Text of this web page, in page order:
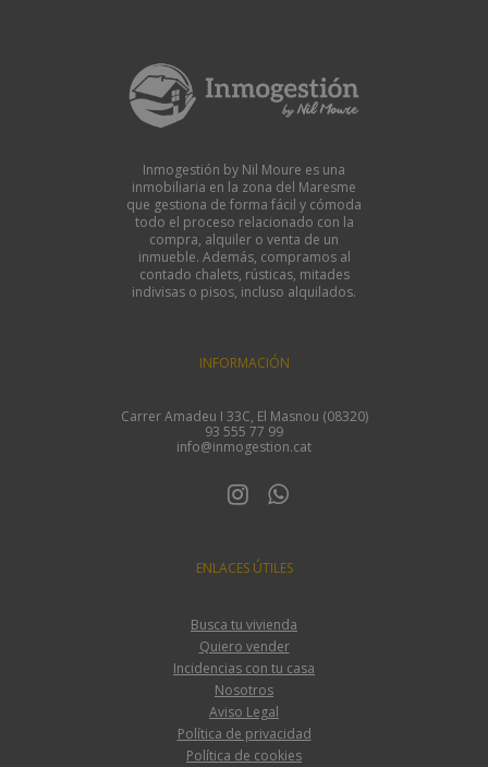
Inmogestión by Nil Moure es una
inmobiliaria en la zona del Maresme
que gestiona de forma fácil y cómoda
todo el proceso relacionado con la
compra, alquiler o venta de un
inmueble. Además, compramos al
contado chalets, rústicas, mitades
indivisas o pisos, incluso alquilados.
INFORMACIÓN
Carrer Amadeu I 33C, El Masnou (08320)
93 555 77 99
info@inmogestion.cat
ENLACES ÚTILES
Busca tu vivienda
Quiero vender
Incidencias con tu casa
Nosotros
Aviso Legal
Política de privacidad
Política de cookies